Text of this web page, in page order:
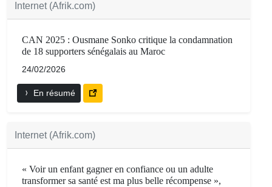
Internet (Afrik.com)
CAN 2025 : Ousmane Sonko critique la condamnation
de 18 supporters sénégalais au Maroc
24/02/2026
En résumé
Internet (Afrik.com)
« Voir un enfant gagner en confiance ou un adulte
transformer sa santé est ma plus belle récompense »,